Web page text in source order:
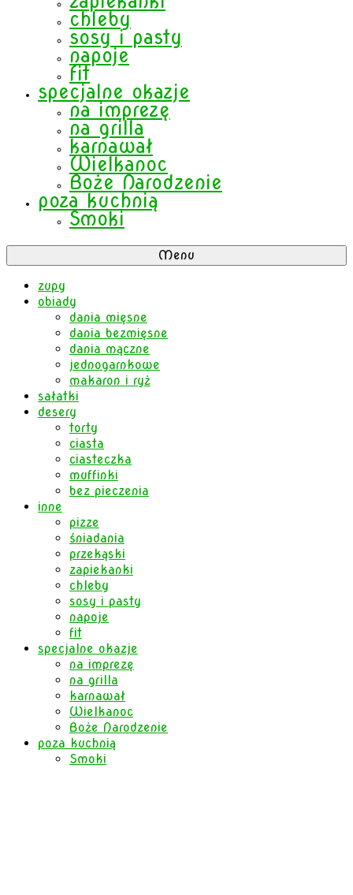
chleby
sosy i pasty
napoje
fit
specjalne okazje
na imprezę
na grilla
karnawał
Wielkanoc
Boże Narodzenie
poza kuchnią
Smoki
Menu
zupy
obiady
dania mięsne
dania bezmięsne
dania mączne
jednogarnkowe
makaron i ryż
sałatki
desery
torty
ciasta
ciasteczka
muffinki
bez pieczenia
inne
pizze
śniadania
przekąski
zapiekanki
chleby
sosy i pasty
napoje
fit
specjalne okazje
na imprezę
na grilla
karnawał
Wielkanoc
Boże Narodzenie
poza kuchnią
Smoki